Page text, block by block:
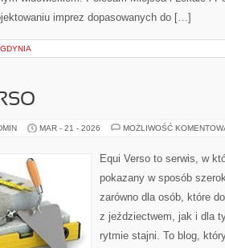
imprez dopasowanych do […]
GDYNIA
MAR - 21 - 2026 MOŻLIWOŚĆ
Equi Verso to serwis, w
pokazany w sposób
zarówno dla osób, które
z jeździectwem, jak i dla
rytmie stajni. To blog,